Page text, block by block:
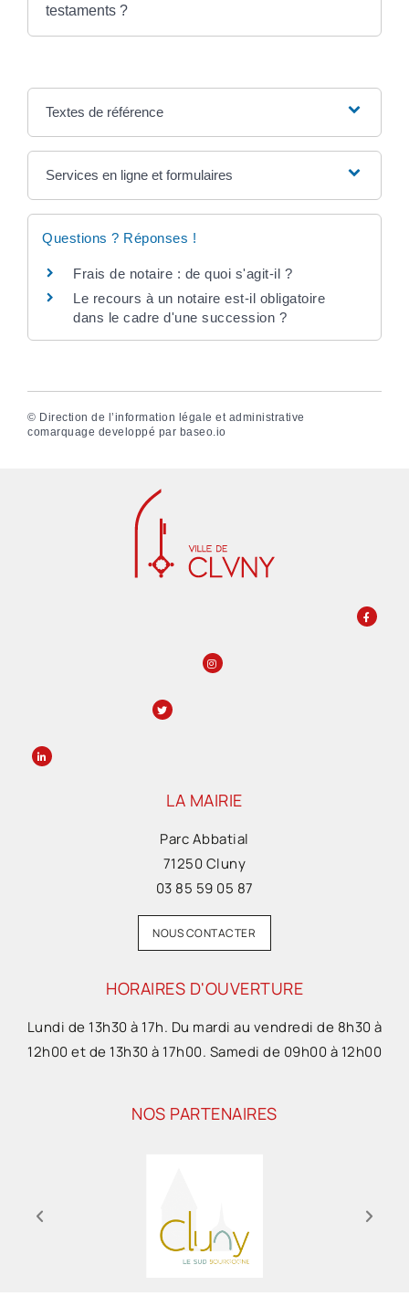
testaments ?
Textes de référence
Services en ligne et formulaires
Questions ? Réponses !
Frais de notaire : de quoi s'agit-il ?
Le recours à un notaire est-il obligatoire
dans le cadre d'une succession ?
© Direction de l’information légale et administrative
comarquage developpé par baseo.io
LA MAIRIE
Parc Abbatial
71250 Cluny
03 85 59 05 87
NOUS CONTACTER
HORAIRES D'OUVERTURE
Lundi de 13h30 à 17h. Du mardi au vendredi de 8h30 à
12h00 et de 13h30 à 17h00. Samedi de 09h00 à 12h00
NOS PARTENAIRES